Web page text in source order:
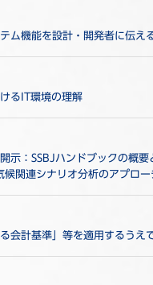
ム機能を設計・開発者に伝え
るIT環境の理解
示：SSBJハンドブックの概要
関連シナリオ分析のアプロ
会計基準」等を適用するうえ